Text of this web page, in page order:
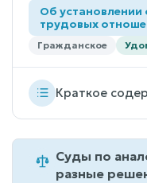
Об
трудовых
Гражданское
Краткое
Суды по
разные